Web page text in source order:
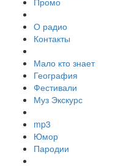
О радио
Контакты
Мало кто знает
География
Фестивали
Муз Экскурс
mp3
Юмор
Пародии